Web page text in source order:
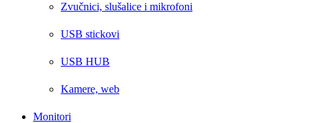
Zvučnici, slušalice i mikrofoni
USB stickovi
USB HUB
Kamere, web
Monitori